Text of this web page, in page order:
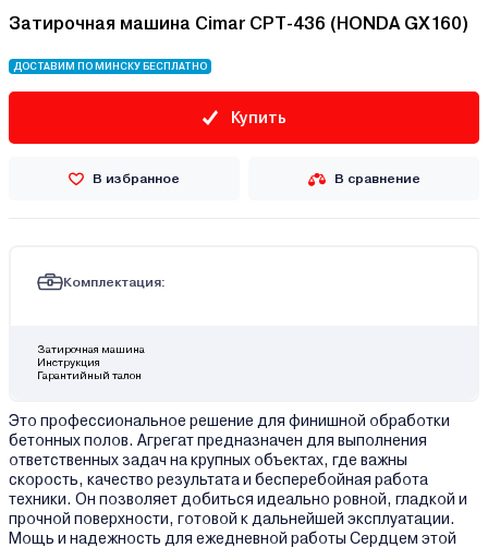
Затирочная машина Cimar CPT-436 (HONDA GX160)
ДОСТАВИМ ПО МИНСКУ БЕСПЛАТНО
Купить
В избранное В сравнение
Комплектация:
Затирочная машина
Инструкция
Гарантийный талон
Это профессиональное решение для финишной обработки
бетонных полов. Агрегат предназначен для выполнения
ответственных задач на крупных объектах, где важны
скорость, качество результата и бесперебойная работа
техники. Он позволяет добиться идеально ровной, гладкой и
прочной поверхности, готовой к дальнейшей эксплуатации.
Мощь и надежность для ежедневной работы Сердцем этой